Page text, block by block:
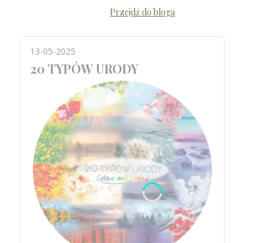
Przejdź do bloga
13-05-2025
20 TYPÓW URODY